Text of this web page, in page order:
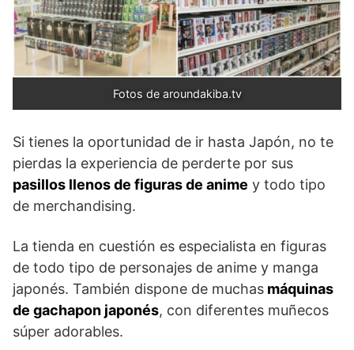
Fotos de aroundakiba.tv
Si tienes la oportunidad de ir hasta Japón, no te
pierdas la experiencia de perderte por sus
pasillos llenos de figuras de anime y todo tipo
de merchandising.
La tienda en cuestión es especialista en figuras
de todo tipo de personajes de anime y manga
japonés. También dispone de muchas máquinas
de gachapon japonés, con diferentes muñecos
súper adorables.